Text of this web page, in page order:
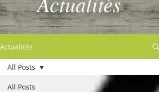
Actualités
All Posts
All Posts